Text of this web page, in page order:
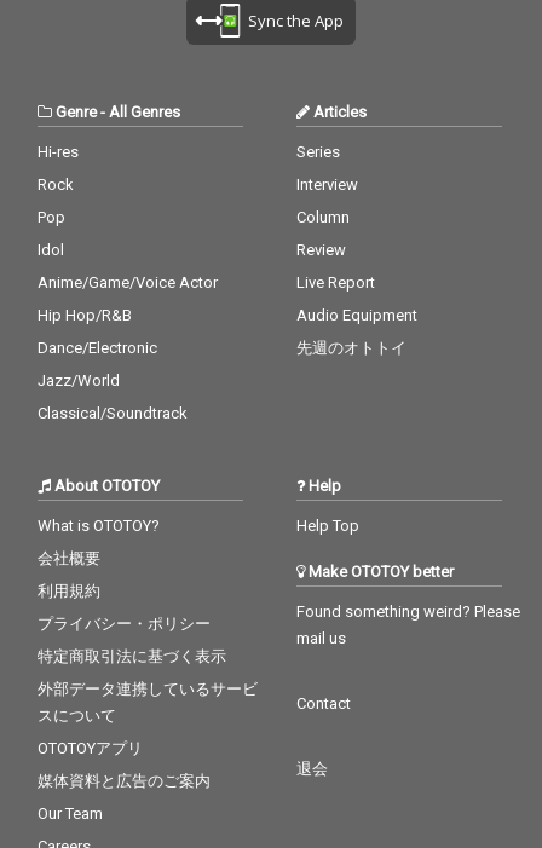
望の新作、3rd Album
鎮座DOPENESS、Babi
といったこれまでのdo
ooo作品に参加してい
SLYME）やMummy-D
ss（hyunis1000 & rati
ff）ら、これまでの作
ィストたちが多数参
加！ 先行シングルとし
ss、Mummy-Dが参加
が参加した“のらりくら
り”がリリース予定！
Sync the App
Genre- All Genres
Hi-res
Rock
Pop
Idol
Anime/Game/Voice Actor
Hip Hop/R&B
Dance/Electronic
Jazz/World
Classical/Soundtrack
Articles
Series
Interview
Column
Review
Live Report
Audio Equipment
先週のオトトイ
About OTOTOY
What is OTOTOY?
会社概要
利用規約
プライバシー・ポリシー
特定商取引法に基づく表示
外部データ連携しているサービ
スについて
OTOTOYアプリ
媒体資料と広告のご案内
Our Team
Help
Help Top
Make OTOTOY better
Found something weird? Please
mail us
Contact
退会